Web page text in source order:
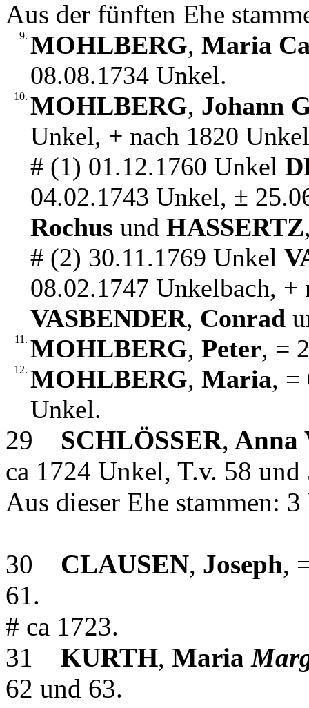
Aus der fünften Ehe
9. MOHLBERG, Maria
08.08.1734 Unkel.
10. MOHLBERG, Johann
Unkel, + nach 1820
# (1) 01.12.1760 Unkel
04.02.1743 Unkel, ±
Rochus und HASSERTZ
# (2) 30.11.1769 Unkel
08.02.1747 Unkelbach, +
VASBENDER, Conrad
11. MOHLBERG, Peter, =
12. MOHLBERG, Maria, =
Unkel.
29 SCHLÖSSER, Anna
ca 1724 Unkel, T.v. 58 und
Aus dieser Ehe stammen:
30 CLAUSEN, Joseph,
61.
# ca 1723.
31 KURTH, Maria
62 und 63.